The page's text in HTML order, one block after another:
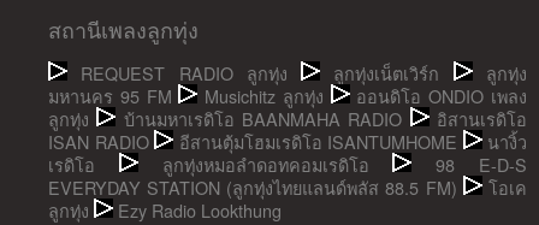
สถานีเพลงลูกทุ่ง
REQUEST RADIO ลูกทุ่ง ลูกทุ่งเน็ตเวิร์ก
ลูกทุ่ง
มหานคร 95 FM
Musichitz ลูกทุ่ง
ออนดิโอ ONDIO เพลง
ลูกทุ่ง
บ้านมหาเรดิโอ BAANMAHA RADIO
อิสานเรดิโอ
ISAN RADIO
อีสานตุ้มโฮมเรดิโอ ISANTUMHOME
นางิ้ว
เรดิโอ
ลูกทุ่งหมอลำดอทคอมเรดิโอ
98 E-D-S
EVERYDAY STATION (ลูกทุ่งไทยแลนด์พลัส 88.5 FM)
โอเค
ลูกทุ่ง
Ezy Radio Lookthung